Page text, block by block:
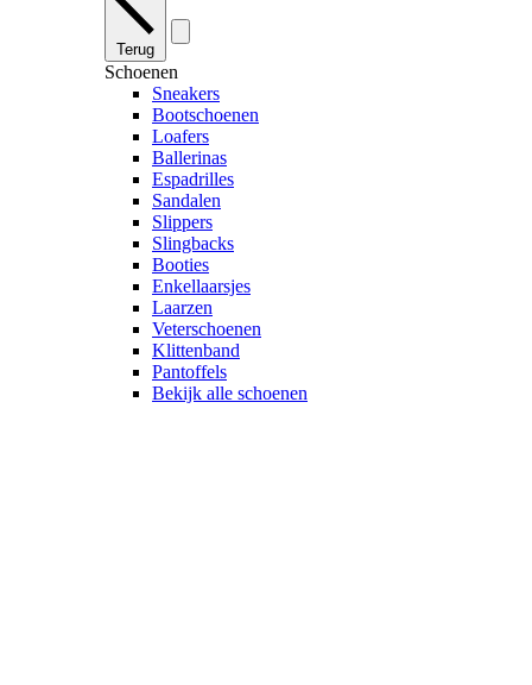
Terug
Schoenen
Sneakers
Bootschoenen
Loafers
Ballerinas
Espadrilles
Sandalen
Slippers
Slingbacks
Booties
Enkellaarsjes
Laarzen
Veterschoenen
Klittenband
Pantoffels
Bekijk alle schoenen